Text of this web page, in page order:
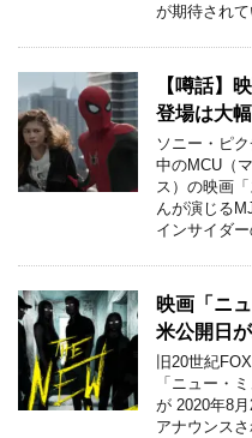
が期待されて
【噂話】
登場は大
ソニー・ピ
中のMCU（
ス）の映画
んが演じる
インサイダ
映画「ニ
米公開日
旧20世紀
「ニュー・
が 2020年8
アナウンス